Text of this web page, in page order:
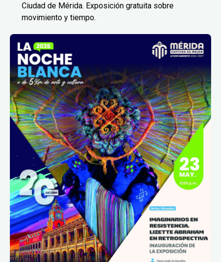
Ciudad de Mérida. Exposición gratuita sobre
movimiento y tiempo.